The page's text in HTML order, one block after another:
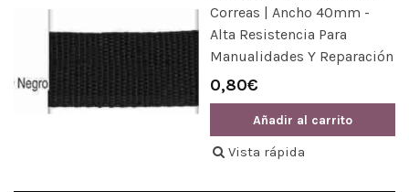
Correas | Ancho 40mm -
Alta Resistencia Para
Manualidades Y Reparación
0,80€
Añadir al carrito
Vista rápida